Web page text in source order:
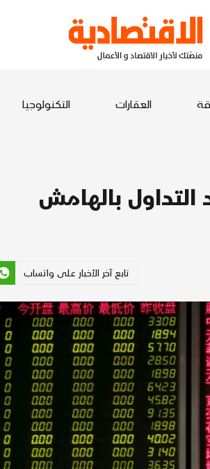
العقارات التكنولوجيا
التداول بالهامش
تابع آخر الأخبار على واتساب